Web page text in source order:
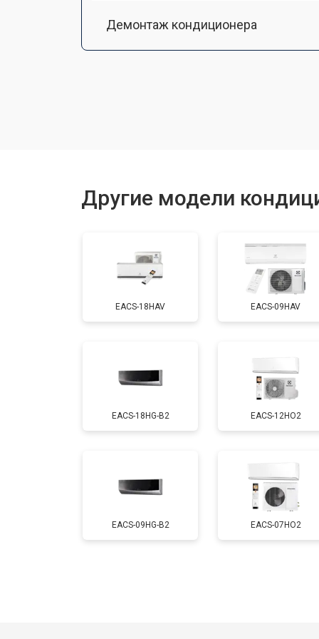
Демонтаж кондиционера
Другие модели
EACS-18HAV EACS-09HAV
EACS-18HG-B2 EACS-12HO2
EACS-09HG-B2 EACS-07HO2